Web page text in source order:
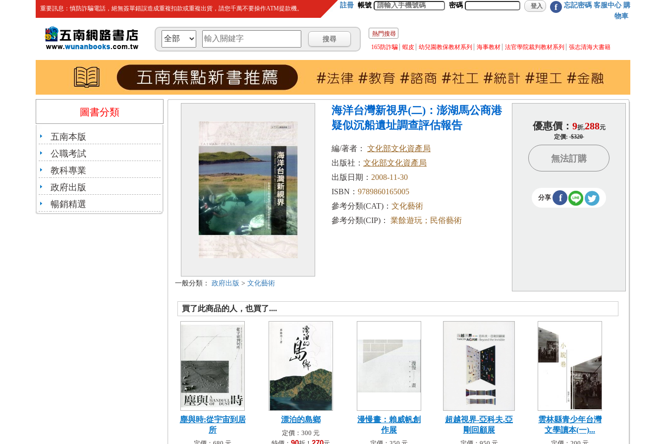
重要訊息：慎防詐騙電話，絕無簽單錯誤造成重複扣款或重複出貨，請您千萬不要操作ATM提款機。 註冊 帳號 密碼 f 忘記密碼 客服中心 購
物車
熱門搜尋
165防詐騙
蝦皮 幼兒園教保教材系列 海事教材 法官學院裁判教材系列 張志清海大書籍
圖書分類
五南本版
公職考試
教科專業
政府出版
暢銷精選
一般分類： 政府出版 > 文化藝術
海洋台灣新視界(二)：澎湖馬公商港
疑似沉船遺址調查評估報告
編/著者： 文化部文化資產局
出版社： 文化部文化資產局
出版日期： 2008-11-30
ISBN： 9789860165005
參考分類(CAT)： 文化藝術
參考分類(CIP)：
業餘遊玩；民俗藝術
優惠價： 9折,288元
定價:$320
無法訂購
分享 f
買了此商品的人，也買了....
塵與時:從宇宙到居
所
漂泊的島鄉
定價：300 元
漫慢畫：賴威帆創
作展
超越視界-亞科夫.亞
剛回顧展
雲林縣青少年台灣
文學讀本(一)...